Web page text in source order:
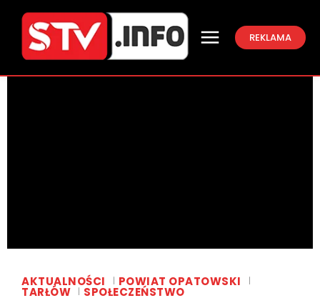
REKLAMA
AKTUALNOŚCI POWIAT OPATOWSKI
TARŁÓW SPOŁECZEŃSTWO